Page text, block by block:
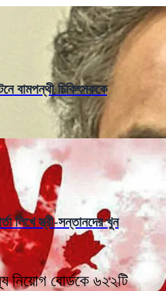
বামপন্থী চিকিৎসককে
লিখে স্ত্রী-সন্তানদের খুন
নিয়োগ বোর্ডকে ৬২২টি